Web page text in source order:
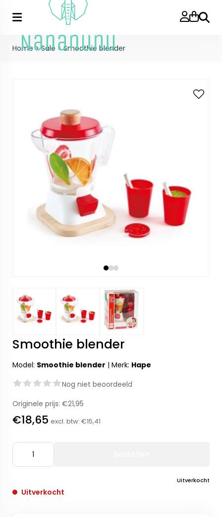
Home>Sale >Smoothie blender
Smoothie blender
Model: Smoothie blender | Merk: Hape
Nog niet beoordeeld
Originele prijs: €21,95
€18,65 excl. btw: €15,41
Uitverkocht
Uitverkocht